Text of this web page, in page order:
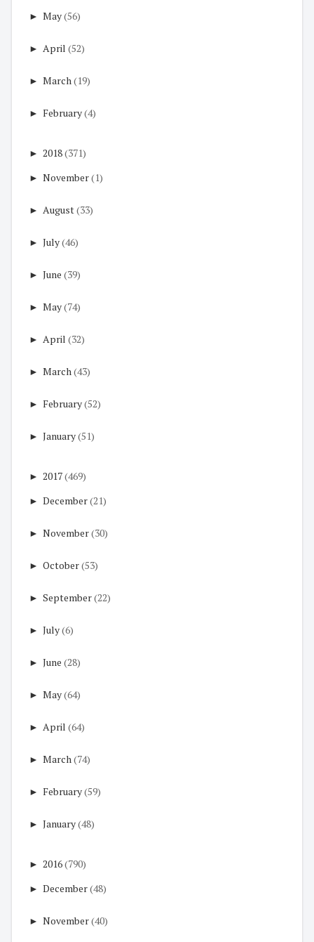
► May(56)
► April (52)
► March(19)
► February(4)
► 2018(371)
► November(1)
► August(33)
► July(46)
► June (39)
► May(74)
► April (32)
► March(43)
► February(52)
► January(51)
► 2017(469)
► December(21)
► November(30)
► October(53)
► September(22)
► July(6)
► June (28)
► May(64)
► April (64)
► March(74)
► February(59)
► January(48)
► 2016(790)
► December(48)
► November(40)